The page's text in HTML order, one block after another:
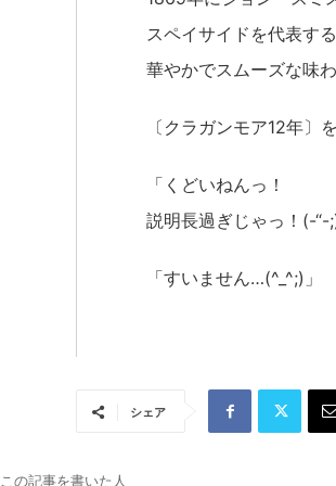
スペイサイドを代表する
華やかでスムーズな味
〔クラガンモア12年〕
「くどいねんっ！
説明長過ぎじゃっ！(-“-;)
「すいません…(^_^;)」
シェア
この記事を書いた人